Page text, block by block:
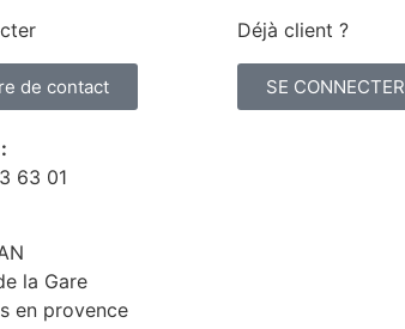
de contact
63 01
la Gare
en provence
Déjà client ?
SE CONNECTER